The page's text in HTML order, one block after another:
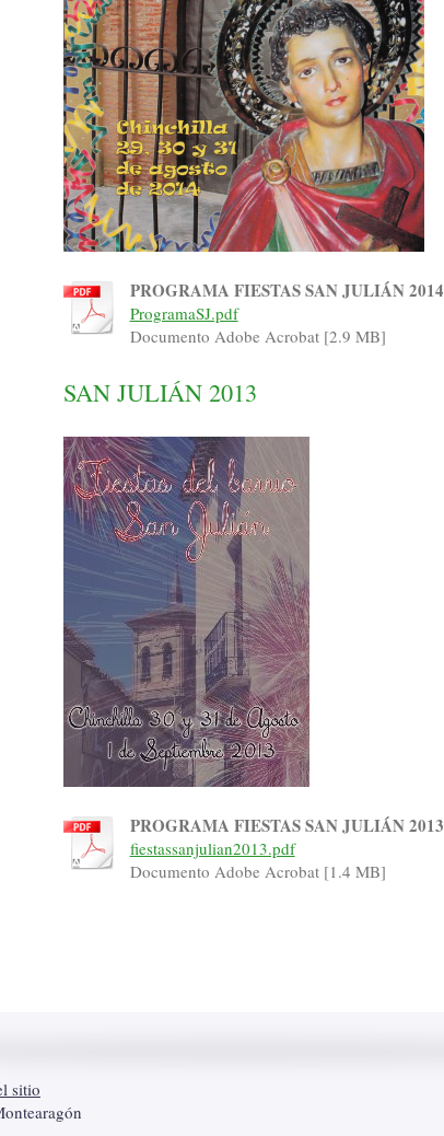
PROGRAMA FIESTAS SAN JULIÁN 2014
ProgramaSJ.pdf
Documento Adobe Acrobat [2.9 MB]
SAN JULIÁN 2013
PROGRAMA FIESTAS SAN JULIÁN 2013
fiestassanjulian2013.pdf
Documento Adobe Acrobat [1.4 MB]
sitio